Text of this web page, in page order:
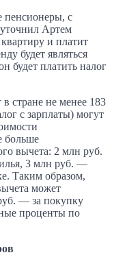
пенсионеры, с
Артем
и платит
будет являться
будет платить налог
стране не менее 183
с зарплаты) могут
больше
вычета: 2 млн руб.
3 млн руб. —
Таким образом,
может
— за покупку
проценты по